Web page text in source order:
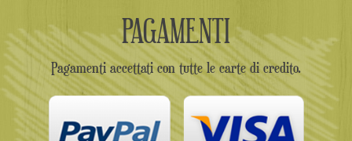
PAGAMENTI
Pagamenti accettati con tutte le carte di credito.